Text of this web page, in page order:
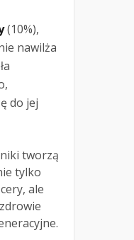
(10%),
nawilża
do jej
tworzą
tylko
ale